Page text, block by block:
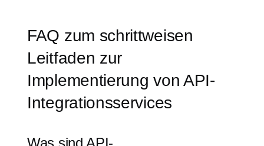
FAQ zum schrittweisen
Leitfaden zur
Implementierung von API-
Integrationsservices
Was sind API-